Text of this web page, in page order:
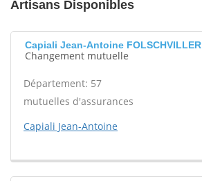
Artisans Disponibles
Capiali Jean-Antoine FOLSCHVILLER
Changement mutuelle
Département: 57
mutuelles d'assurances
Capiali Jean-Antoine